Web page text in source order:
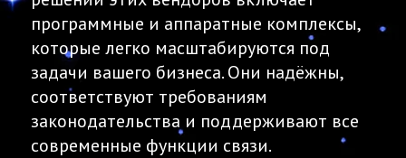
программные и аппаратные комплексы,
которые легко масштабируются под
задачи вашего бизнеса. Они надёжны,
соответствуют требованиям
законодательства и поддерживают все
современные функции связи.